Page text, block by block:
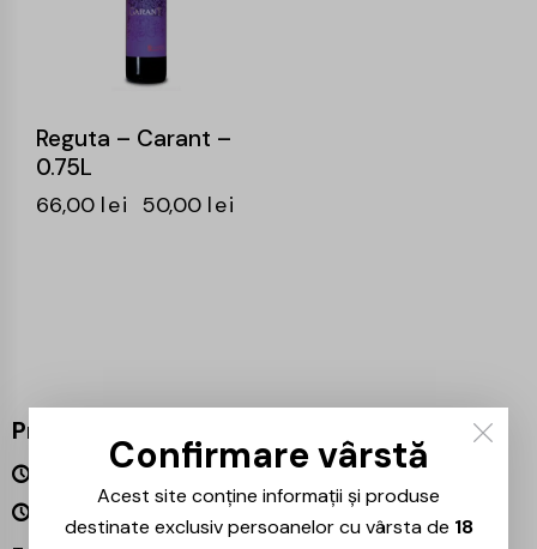
Reguta – Carant –
0.75L
66,00 lei 50,00 lei
Program
Luni – Vineri 09:00 – 18:00
Sâmbătă – Duminică Închis
Confirmare vârstă
Acest site conține informații și produse
destinate exclusiv persoanelor cu vârsta de 18